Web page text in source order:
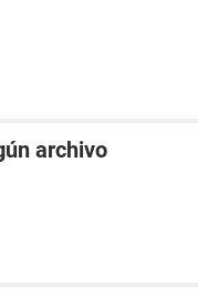
archivo